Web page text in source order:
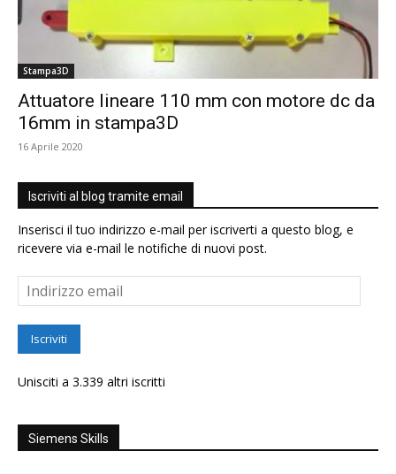
Stampa3D
Attuatore lineare 110 mm con motore dc da
16mm in stampa3D
16 Aprile 2020
Iscriviti al blog tramite email
Inserisci il tuo indirizzo e-mail per iscriverti a questo blog, e
ricevere via e-mail le notifiche di nuovi post.
Indirizzo
email
Iscriviti
Unisciti a 3.339 altri iscritti
Siemens Skills